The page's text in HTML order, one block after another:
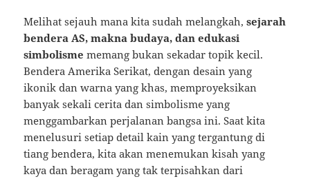
Melihat sejauh mana kita sudah melangkah,sejarah
bendera AS, makna budaya, dan edukasi
simbolisme memang bukan sekadar topik kecil.
Bendera Amerika Serikat, dengan desain yang
ikonik dan warna yang khas, memproyeksikan
banyak sekali cerita dan simbolisme yang
menggambarkan perjalanan bangsa ini. Saat kita
menelusuri setiap detail kain yang tergantung di
tiang bendera, kita akan menemukan kisah yang
kaya dan beragam yang tak terpisahkan dari